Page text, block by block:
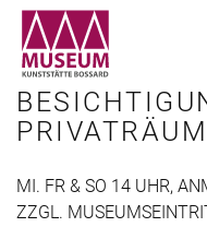
MI. FR & SO 14 UHR,
ZZGL.